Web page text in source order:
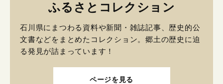
ふるさとコレクション
石川県にまつわる資料や新聞・雑誌記事、歴史的公
文書などをまとめたコレクション。郷土の歴史に迫
る発見が詰まっています！
ページを見る